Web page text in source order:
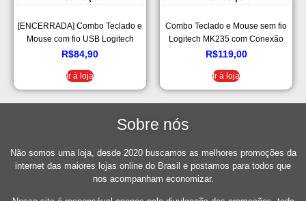
[ENCERRADA] Combo Teclado e
Mouse com fio USB Logitech
MK120 com Design Confortável,
Respingos e Layout ABNT2
R$84,90
Ir à loja
Combo Teclado e Mouse sem fio
Logitech MK235 com Conexão
USB, Pilhas Inclusas e Layout
R$119,00
Ir à loja
Sobre nós
Não somos uma loja, desde 2020 buscamos as melhores promoções da
internet das maiores lojas online do Brasil e postamos para todos que
nos acompanham economizar.